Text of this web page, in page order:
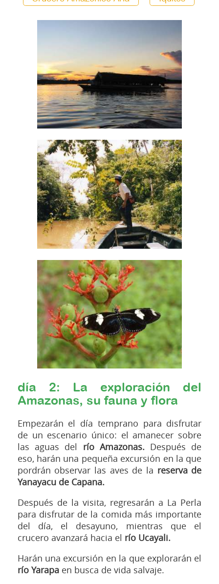
día 2: La exploración del
Amazonas, su fauna y flora
Empezarán el día temprano para disfrutar
de un escenario único: el amanecer sobre
las aguas del río Amazonas.Después de
eso, harán una pequeña excursión en la que
pordrán observar las aves de la reserva de
Yanayacu de Capana.
Después de la visita, regresarán a La Perla
para disfrutar de la comida más importante
del día, el desayuno, mientras que el
crucero avanzará hacia el río Ucayali.
Harán una excursión en la que explorarán el
río Yarapaen busca de vida salvaje.